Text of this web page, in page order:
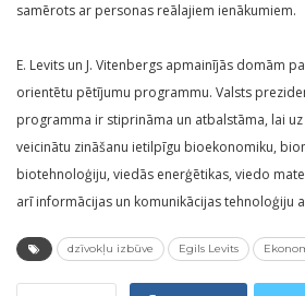
samērots ar personas reālajiem ienākumiem.
E. Levits un J. Vitenbergs apmainījās domām
orientētu pētījumu programmu. Valsts
programma ir stiprināma un atbalstāma, lai
veicinātu zināšanu ietilpīgu bioekonomiku,
biotehnoloģiju, viedās enerģētikas, viedo
arī informācijas un komunikācijas tehnoloģiju
dzīvokļu izbūve Egils Levits